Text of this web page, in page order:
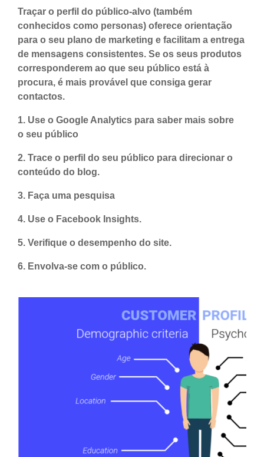
Traçar o perfil do público-alvo (também
conhecidos como personas) oferece orientação
para o seu plano de marketing e facilitam a entrega
de mensagens consistentes. Se os seus produtos
corresponderem ao que seu público está à
procura, é mais provável que consiga gerar
contactos.
1. Use o Google Analytics para saber mais sobre
o seu público
2. Trace o perfil do seu público para direcionar o
conteúdo do blog.
3. Faça uma pesquisa
4. Use o Facebook Insights.
5. Verifique o desempenho do site.
6. Envolva-se com o público.